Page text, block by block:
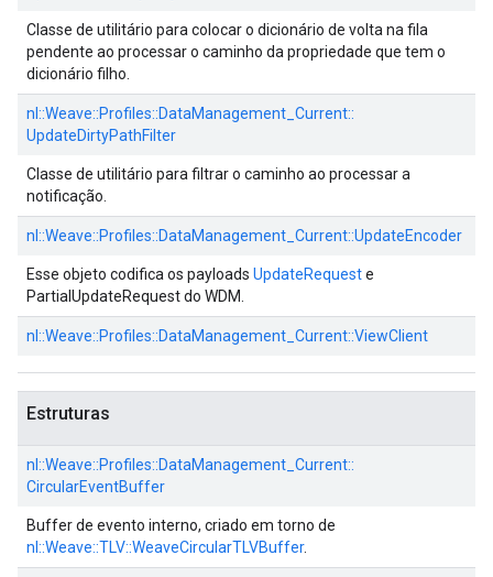
Classe de utilitário para colocar o dicionário de volta na fila
pendente ao processar o caminho da propriedade que tem o
dicionário filho.
nl::Weave::Profiles::DataManagement_Current::
UpdateDirtyPathFilter
Classe de utilitário para filtrar o caminho ao processar a
notificação.
nl::Weave::Profiles::DataManagement_Current::UpdateEncoder
Esse objeto codifica os payloads UpdateRequeste
PartialUpdateRequest do WDM.
nl::Weave::Profiles::DataManagement_Current::ViewClient
Estruturas
nl::Weave::Profiles::DataManagement_Current::
CircularEventBuffer
Buffer de evento interno, criado em torno de
nl::Weave::TLV::WeaveCircularTLVBuffer.